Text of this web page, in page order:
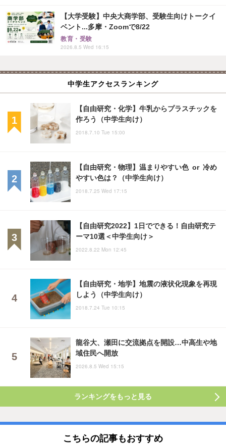
【大学受験】中央大商学部、受験生向けトークイ
ベント...多摩・Zoomで8/22
教育・受験
2026.8.5 Wed 16:15
中学生アクセスランキング
【自由研究・化学】牛乳からプラスチックを
作ろう（中学生向け）
2018.7.10 Tue 15:00
【自由研究・物理】温まりやすい色 or 冷め
やすい色は？（中学生向け）
2018.7.25 Wed 17:15
【自由研究2022】1日でできる！自由研究テ
ーマ10選＜中学生向け＞
2022.8.22 Mon 12:45
【自由研究・地学】地震の液状化現象を再現
しよう（中学生向け）
2018.7.24 Tue 10:15
龍谷大、瀬田に交流拠点を開設…中高生や地
域住民へ開放
2026.8.5 Wed 15:15
ランキングをもっと見る
こちらの記事もおすすめ